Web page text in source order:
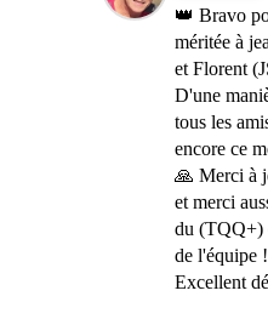
👑 Bravo
méritée à
et Florent
D'une
tous les
encore ce
🙏 Merci à
et merci
du (TQQ+)
de l'équipe !
Excellent